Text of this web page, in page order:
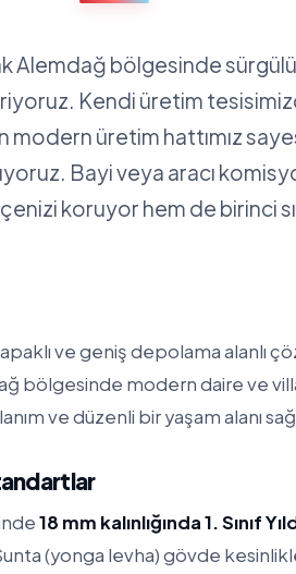
Alemdağ bölgesinde
Kendi üretim
modern üretim hattımız
Bayi veya aracı
koruyor hem de birinci
ve geniş depolama alanlı
bölgesinde modern daire ve
ve düzenli bir yaşam alanı
18 mm kalınlığında 1. Sınıf
(yonga levha) gövde